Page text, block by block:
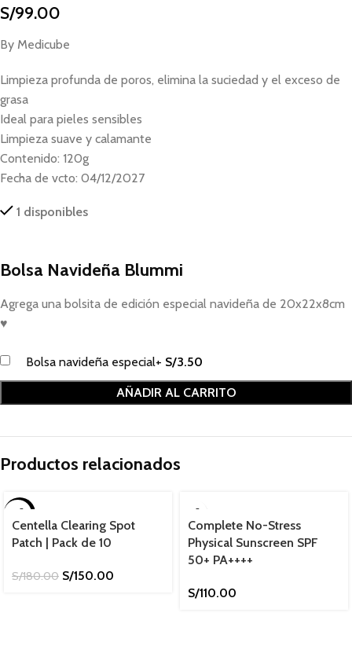
S/99.00
By Medicube
Limpieza profunda de poros, elimina la suciedad y el exceso de
grasa
Ideal para pieles sensibles
Limpieza suave y calamante
Contenido: 120g
Fecha de vcto: 04/12/2027
1 disponibles
Bolsa Navideña Blummi
Agrega una bolsita de edición especial navideña de 20x22x8cm
♥
Bolsa navideña especial+ S/3.50
AÑADIR AL CARRITO
Productos relacionados
Centella Clearing Spot
Patch | Pack de 10
S/180.00 S/150.00
Complete No-Stress
Physical Sunscreen SPF
50+ PA++++
S/110.00